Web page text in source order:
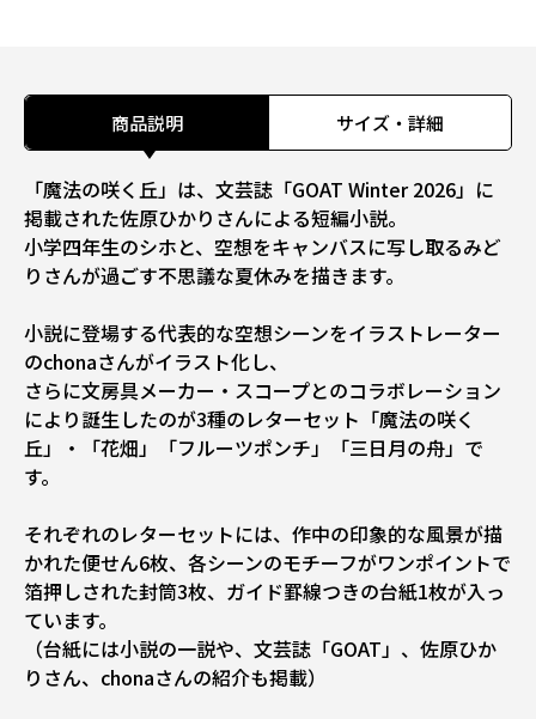
商品説明 サイズ・詳細
「魔法の咲く丘」は、文芸誌「GOAT Winter 2026」に
掲載された佐原ひかりさんによる短編小説。
小学四年生のシホと、空想をキャンバスに写し取るみど
りさんが過ごす不思議な夏休みを描きます。
小説に登場する代表的な空想シーンをイラストレーター
のchonaさんがイラスト化し、
さらに文房具メーカー・スコープとのコラボレーション
により誕生したのが3種のレターセット「魔法の咲く
丘」・「花畑」「フルーツポンチ」「三日月の舟」で
す。
それぞれのレターセットには、作中の印象的な風景が描
かれた便せん6枚、各シーンのモチーフがワンポイントで
箔押しされた封筒3枚、ガイド罫線つきの台紙1枚が入っ
ています。
（台紙には小説の一説や、文芸誌「GOAT」、佐原ひか
りさん、chonaさんの紹介も掲載）